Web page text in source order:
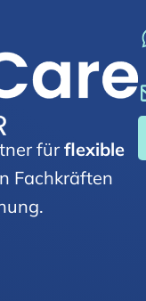
fürflexible
Fachkräften